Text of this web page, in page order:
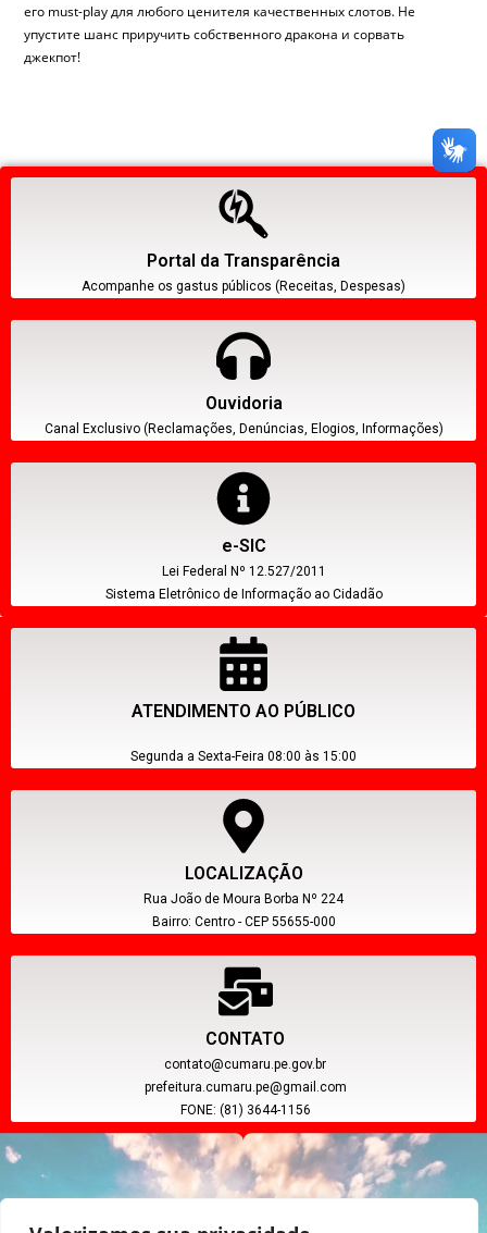
его must-play для любого ценителя качественных слотов. Не
упустите шанс приручить собственного дракона и сорвать
джекпот!
Portal da Transparência
Acompanhe os gastus públicos (Receitas, Despesas)
Ouvidoria
Canal Exclusivo (Reclamações, Denúncias, Elogios, Informações)
e-SIC
Lei Federal Nº 12.527/2011
Sistema Eletrônico de Informação ao Cidadão
ATENDIMENTO AO PÚBLICO
Segunda a Sexta-Feira 08:00 às 15:00
LOCALIZAÇÃO
Rua João de Moura Borba Nº 224
Bairro: Centro - CEP 55655-000
CONTATO
contato@cumaru.pe.gov.br
prefeitura.cumaru.pe@gmail.com
FONE: (81) 3644-1156